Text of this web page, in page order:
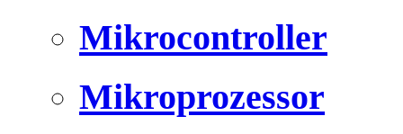
Mikrocontroller
Mikroprozessor